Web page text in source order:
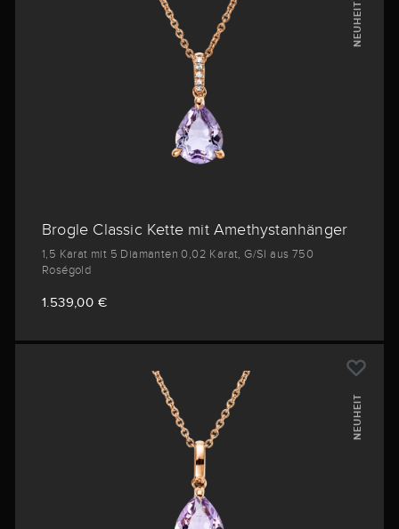
NEUHEIT
Brogle Classic Kette mit Amethystanhänger
1,5 Karat mit 5 Diamanten 0,02 Karat, G/SI aus 750
Roségold
1.539,00 €
NEUHEIT